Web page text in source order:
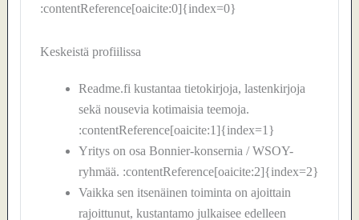
:contentReference[oaicite:0]{index=0}
Keskeistä profiilissa
Readme.fi kustantaa tietokirjoja, lastenkirjoja
sekä nousevia kotimaisia teemoja.
:contentReference[oaicite:1]{index=1}
Yritys on osa Bonnier-konsernia / WSOY-
ryhmää. :contentReference[oaicite:2]{index=2}
Vaikka sen itsenäinen toiminta on ajoittain
rajoittunut, kustantamo julkaisee edelleen